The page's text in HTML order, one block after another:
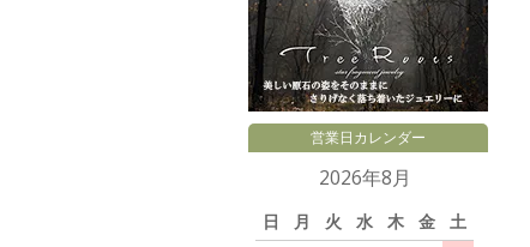
営業日カレンダー
2026年8月
日 月 火 水 木 金
土